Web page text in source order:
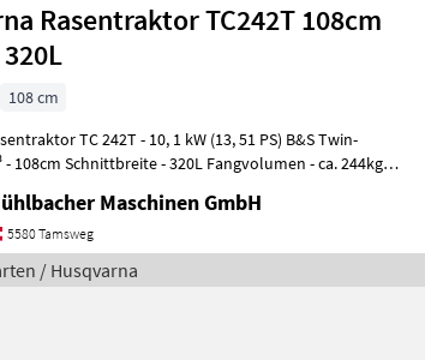
Rasentraktor TC242T 108cm
108 cm
- 10, 1 kW (13, 51 PS) B&S Twin-
Maschinen GmbH
5580 Tamsweg
/ Husqvarna